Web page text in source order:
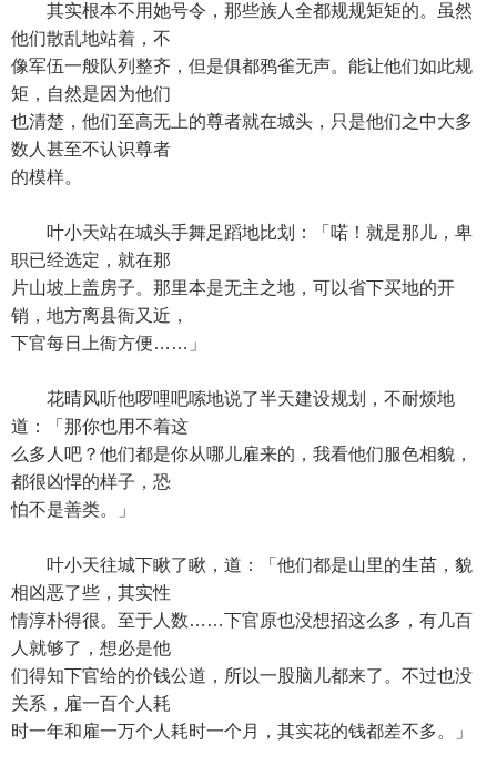
其实根本不用她号令，那些族人全都规规矩矩的。虽然
他们散乱地站着，不
像军伍一般队列整齐，但是俱都鸦雀无声。能让他们如此规
矩，自然是因为他们
也清楚，他们至高无上的尊者就在城头，只是他们之中大多
数人甚至不认识尊者
的模样。
叶小天站在城头手舞足蹈地比划：「喏！就是那儿，卑
职已经选定，就在那
片山坡上盖房子。那里本是无主之地，可以省下买地的开
销，地方离县衙又近，
下官每日上衙方便……」
花晴风听他啰哩吧嗦地说了半天建设规划，不耐烦地
道：「那你也用不着这
么多人吧？他们都是你从哪儿雇来的，我看他们服色相貌，
都很凶悍的样子，恐
怕不是善类。」
叶小天往城下瞅了瞅，道：「他们都是山里的生苗，貌
相凶恶了些，其实性
情淳朴得很。至于人数……下官原也没想招这么多，有几百
人就够了，想必是他
们得知下官给的价钱公道，所以一股脑儿都来了。不过也没
关系，雇一百个人耗
时一年和雇一万个人耗时一个月，其实花的钱都差不多。」